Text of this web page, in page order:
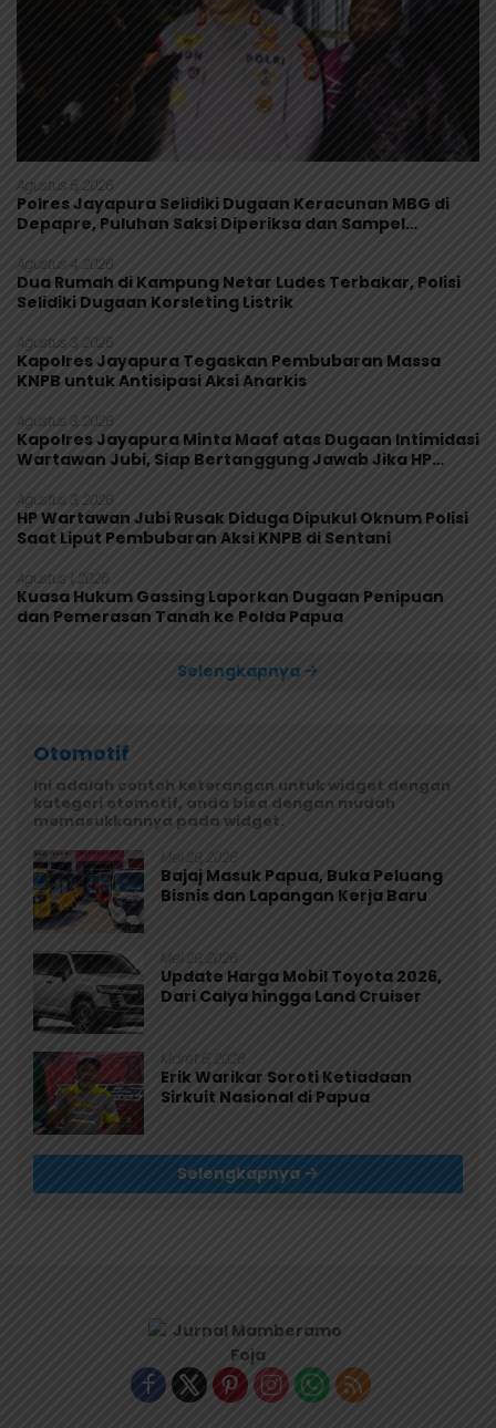
Agustus 5, 2026
Polres Jayapura Selidiki Dugaan Keracunan MBG di
Depapre, Puluhan Saksi Diperiksa dan Sampel
Agustus 4, 2026
Dua Rumah di Kampung Netar Ludes Terbakar, Polisi
Selidiki Dugaan Korsleting Listrik
Agustus 3, 2026
Kapolres Jayapura Tegaskan Pembubaran Massa
KNPB untuk Antisipasi Aksi Anarkis
Agustus 3, 2026
Kapolres Jayapura Minta Maaf atas Dugaan Intimidasi
Wartawan Jubi, Siap Bertanggung Jawab Jika HP
Agustus 3, 2026
HP Wartawan Jubi Rusak Diduga Dipukul Oknum Polisi
Saat Liput Pembubaran Aksi KNPB di Sentani
Agustus 1, 2026
Kuasa Hukum Gassing Laporkan Dugaan Penipuan
dan Pemerasan Tanah ke Polda Papua
Selengkapnya
Otomotif
Ini adalah contoh keterangan untuk widget dengan
kategori otomotif, anda bisa dengan mudah
memasukkannya pada widget.
Mei 29, 2026
Bajaj Masuk Papua, Buka Peluang
Bisnis dan Lapangan Kerja Baru
Mei 29, 2026
Update Harga Mobil Toyota 2026,
Dari Calya hingga Land Cruiser
Maret 5, 2026
Erik Warikar Soroti Ketiadaan
Sirkuit Nasional di Papua
Selengkapnya